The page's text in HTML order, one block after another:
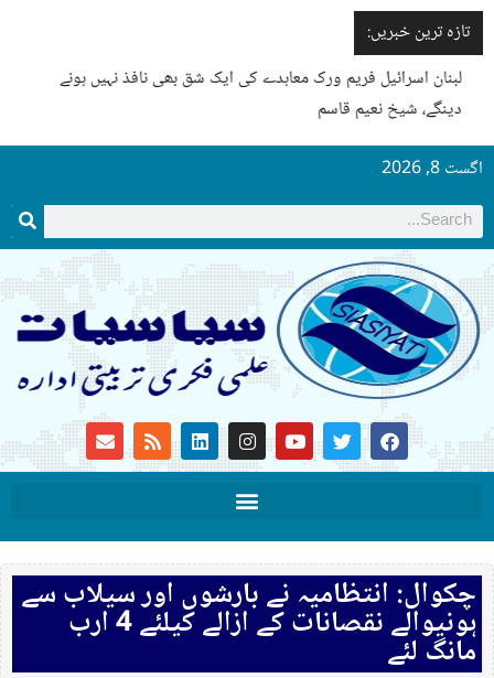
تازہ ترین خبریں:
لبنان اسرائیل فریم ورک معاہدے کی ایک شق بھی نافذ نہیں ہونے
دینگے، شیخ نعیم قاسم
اگست 8, 2026
چکوال: انتظامیہ نے بارشوں اور سیلاب سے
ہونیوالے نقصانات کے ازالے کیلئے 4 ارب
مانگ لئے